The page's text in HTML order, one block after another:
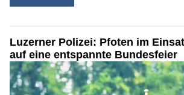
Luzerner Polizei: Pfoten im
auf eine entspannte Bundesfeier